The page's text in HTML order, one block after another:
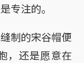
专注的。
制的宋谷帽便
，还是愿意在